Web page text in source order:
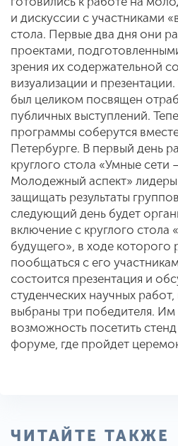
и дискуссии с участниками
стола. Первые два дня они
проектами,
зрения их содержательной
визуализации и
был целиком посвящен
публичных выступлений.
программы соберутся
Петербурге. В первый день
круглого стола «Умные сети
Молодежный аспект»
защищать результаты
следующий день будет
включение с круглого стола
будущего», в ходе которого
пообщаться с его
состоится презентация и
студенческих научных
выбраны три победителя. Им
возможность посетить
форуме, где пройдет
ЧИТАЙТЕ ТАКЖЕ